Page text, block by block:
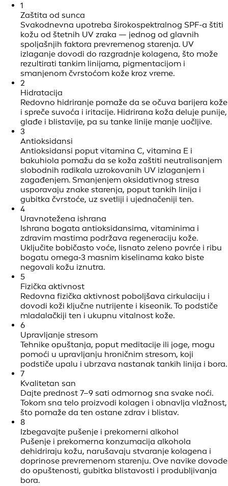
1
Zaštita od sunca
Svakodnevna upotreba širokospektralnog SPF-a štiti
kožu od štetnih UV zraka — jednog od glavnih
spoljašnjih faktora prevremenog starenja. UV
izlaganje dovodi do razgradnje kolagena, što može
rezultirati tankim linijama, pigmentacijom i
smanjenom čvrstoćom kože kroz vreme.
2
Hidratacija
Redovno hidriranje pomaže da se očuva barijera kože
i spreče suvoća i iritacije. Hidrirana koža deluje punije,
glađe i blistavije, pa su tanke linije manje uočljive.
3
Antioksidansi
Antioksidansi poput vitamina C, vitamina E i
bakuhiola pomažu da se koža zaštiti neutralisanjem
slobodnih radikala uzrokovanih UV izlaganjem i
zagađenjem. Smanjenjem oksidativnog stresa
usporavaju znake starenja, poput tankih linija i
gubitka čvrstoće, uz svetliji i ujednačeniji ten.
4
Uravnotežena ishrana
Ishrana bogata antioksidansima, vitaminima i
zdravim mastima podržava regeneraciju kože.
Uključite bobičasto voće, lisnato zeleno povrće i ribu
bogatu omega‑3 masnim kiselinama kako biste
negovali kožu iznutra.
5
Fizička aktivnost
Redovna fizička aktivnost poboljšava cirkulaciju i
dovodi koži ključne nutrijente i kiseonik. To podstiče
mladalačkiji ten i ukupnu vitalnost kože.
6
Upravljanje stresom
Tehnike opuštanja, poput meditacije ili joge, mogu
pomoći u upravljanju hroničnim stresom, koji
podstiče upalu i ubrzava nastanak tankih linija i bora.
7
Kvalitetan san
Dajte prednost 7–9 sati odmornog sna svake noći.
Tokom sna telo proizvodi kolagen i obnavlja vlažnost,
što pomaže da ten ostane zdrav i blistav.
8
Izbegavajte pušenje i prekomerni alkohol
Pušenje i prekomerna konzumacija alkohola
dehidriraju kožu, narušavaju stvaranje kolagena i
doprinose prevremenom starenju. Ove navike dovode
do opuštenosti, gubitka blistavosti i produbljivanja
bora.